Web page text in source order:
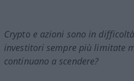
Crypto e azioni sono in
investitori sempre più limitate
continuano a scendere?